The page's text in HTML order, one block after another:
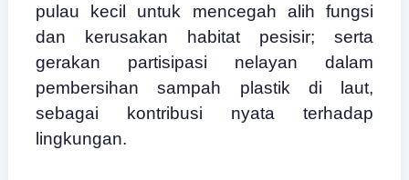
pulau kecil untuk mencegah alih fungsi
dan kerusakan habitat pesisir; serta
gerakan partisipasi nelayan dalam
pembersihan sampah plastik di laut,
sebagai kontribusi nyata terhadap
lingkungan.